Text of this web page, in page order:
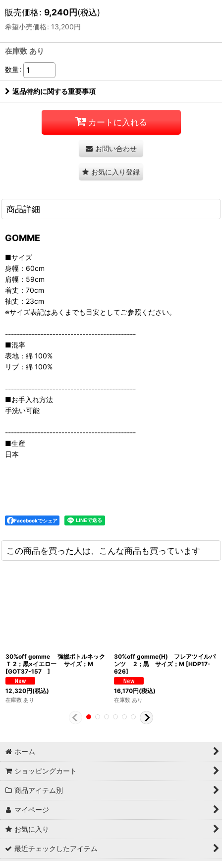
販売価格: 9,240円(税込)
希望小売価格: 13,200円
在庫数 あり
数量:
返品特約に関する重要事項
カートに入れる
お問い合わせ
お気に入り登録
商品詳細
GOMME
■サイズ
身幅：60cm
肩幅：59cm
着丈：70cm
袖丈：23cm
※サイズ表記はあくまでも目安としてご参照ください。
--------------------------------------------
■混率
表地：綿 100%
リブ：綿 100%
--------------------------------------------
■お手入れ方法
手洗い可能
--------------------------------------------
■生産
日本
Facebookでシェア
この商品を買った人は、こんな商品も買っています
30%off gomme 強撚ボトルネック
Ｔ 2；黒×イエロー サイズ；M
[GOT37-157 ]
12,320円(税込)
在庫数 あり
30%off gomme(H) フレアツイルパ
ンツ 2；黒 サイズ；M [HDP17-
626]
16,170円(税込)
在庫数 あり
ホーム
ショッピングカート
商品アイテム別
マイページ
お気に入り
最近チェックしたアイテム